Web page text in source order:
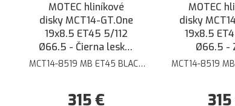
MOTEC hliníkové
disky MCT14-GT.One
19x8.5 ET45 5/112
Ø66.5 - Čierna lesklá
brúsená
MCT14-8519 MB ET45 BLACK
315€
MOTEC
disky
19x8.5
Ø66.5 -
MCT14-8519
315